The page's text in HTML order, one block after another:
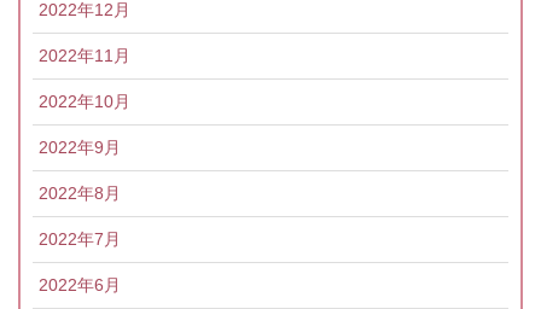
2022年12月
2022年11月
2022年10月
2022年9月
2022年8月
2022年7月
2022年6月